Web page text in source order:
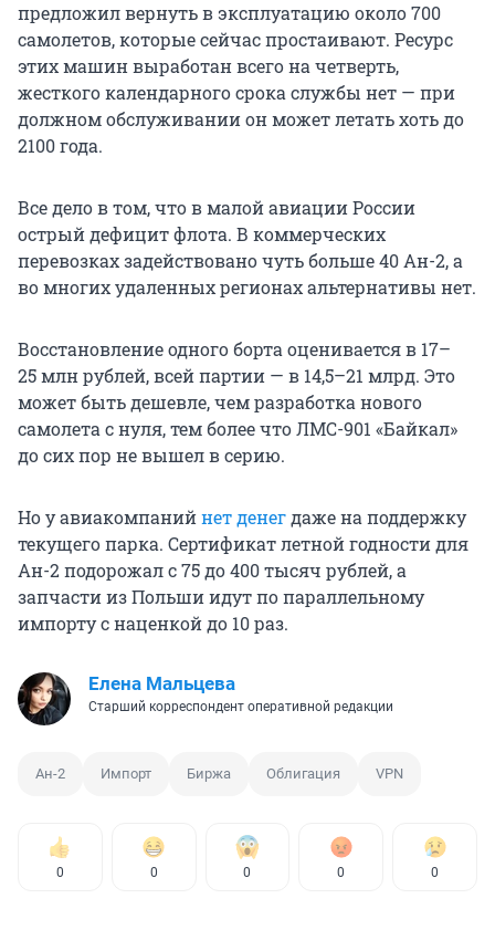
предложил вернуть в эксплуатацию около 700
самолетов, которые сейчас простаивают. Ресурс
этих машин выработан всего на четверть,
жесткого календарного срока службы нет — при
должном обслуживании он может летать хоть до
2100 года.
Все дело в том, что в малой авиации России
острый дефицит флота. В коммерческих
перевозках задействовано чуть больше 40 Ан-2, а
во многих удаленных регионах альтернативы нет.
Восстановление одного борта оценивается в 17–
25 млн рублей, всей партии — в 14,5–21 млрд. Это
может быть дешевле, чем разработка нового
самолета с нуля, тем более что ЛМС-901 «Байкал»
до сих пор не вышел в серию.
Но у авиакомпанийнет денегдаже на поддержку
текущего парка. Сертификат летной годности для
Ан-2 подорожал с 75 до 400 тысяч рублей, а
запчасти из Польши идут по параллельному
импорту с наценкой до 10 раз.
Елена Мальцева
Старший корреспондент оперативной редакции
Ан-2 Импорт Биржа Облигация VPN
0 0 0 0 0